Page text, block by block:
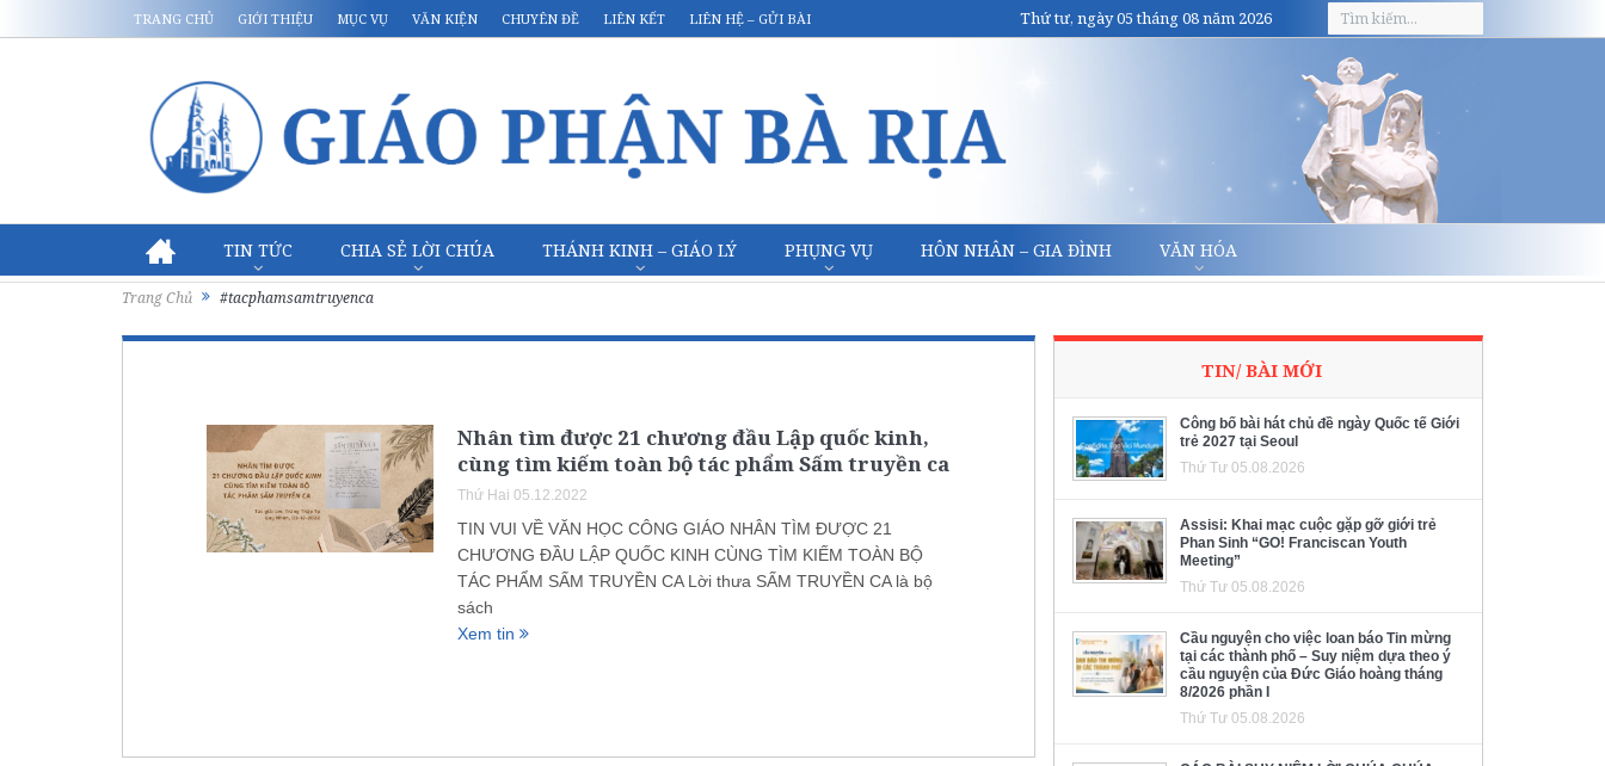
TRANG CHỦ GIỚI THIỆU MỤC VỤ VĂN KIỆN CHUYÊN ĐỀ LIÊN KẾT LIÊN HỆ – GỬI BÀI Thứ tư, ngày 05 tháng 08 năm 2026
TIN TỨC CHIA SẺ LỜI CHÚA THÁNH KINH – GIÁO LÝ PHỤNG VỤ HÔN NHÂN – GIA ĐÌNH VĂN HÓA
Trang Chủ #tacphamsamtruyenca
Nhân tìm được 21 chương đầu Lập quốc kinh,
cùng tìm kiếm toàn bộ tác phẩm Sấm truyền ca
Thứ Hai 05.12.2022
TIN VUI VỀ VĂN HỌC CÔNG GIÁO NHÂN TÌM ĐƯỢC 21
CHƯƠNG ĐẦU LẬP QUỐC KINH CÙNG TÌM KIẾM TOÀN BỘ
TÁC PHẨM SẤM TRUYỀN CA Lời thưa SẤM TRUYỀN CA là bộ
sách
Xem tin
TIN/ BÀI MỚI
Công bố bài hát chủ đề ngày Quốc tế Giới
trẻ 2027 tại Seoul
Thứ Tư 05.08.2026
Assisi: Khai mạc cuộc gặp gỡ giới trẻ
Phan Sinh “GO! Franciscan Youth
Meeting”
Thứ Tư 05.08.2026
Cầu nguyện cho việc loan báo Tin mừng
tại các thành phố – Suy niệm dựa theo ý
cầu nguyện của Đức Giáo hoàng tháng
8/2026 phần I
Thứ Tư 05.08.2026